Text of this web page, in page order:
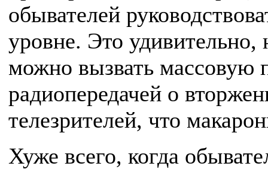
обывателей
уровне. Это
можно вызвать массовую
радиопередачей о
телезрителей, что
Хуже всего, когда